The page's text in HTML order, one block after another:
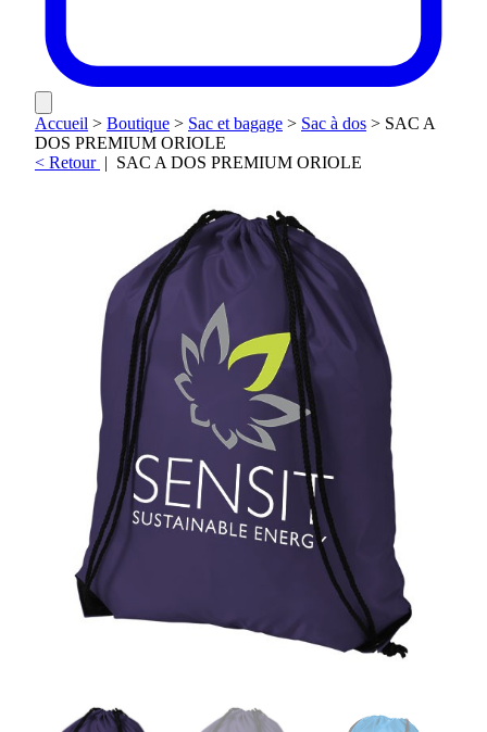
Accueil > Boutique > Sac et bagage > Sac à dos > SAC A
DOS PREMIUM ORIOLE
< Retour | SAC A DOS PREMIUM ORIOLE